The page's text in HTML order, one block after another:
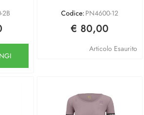
2B Codice: PN4600-12
€ 80,00
Articolo Esaurito